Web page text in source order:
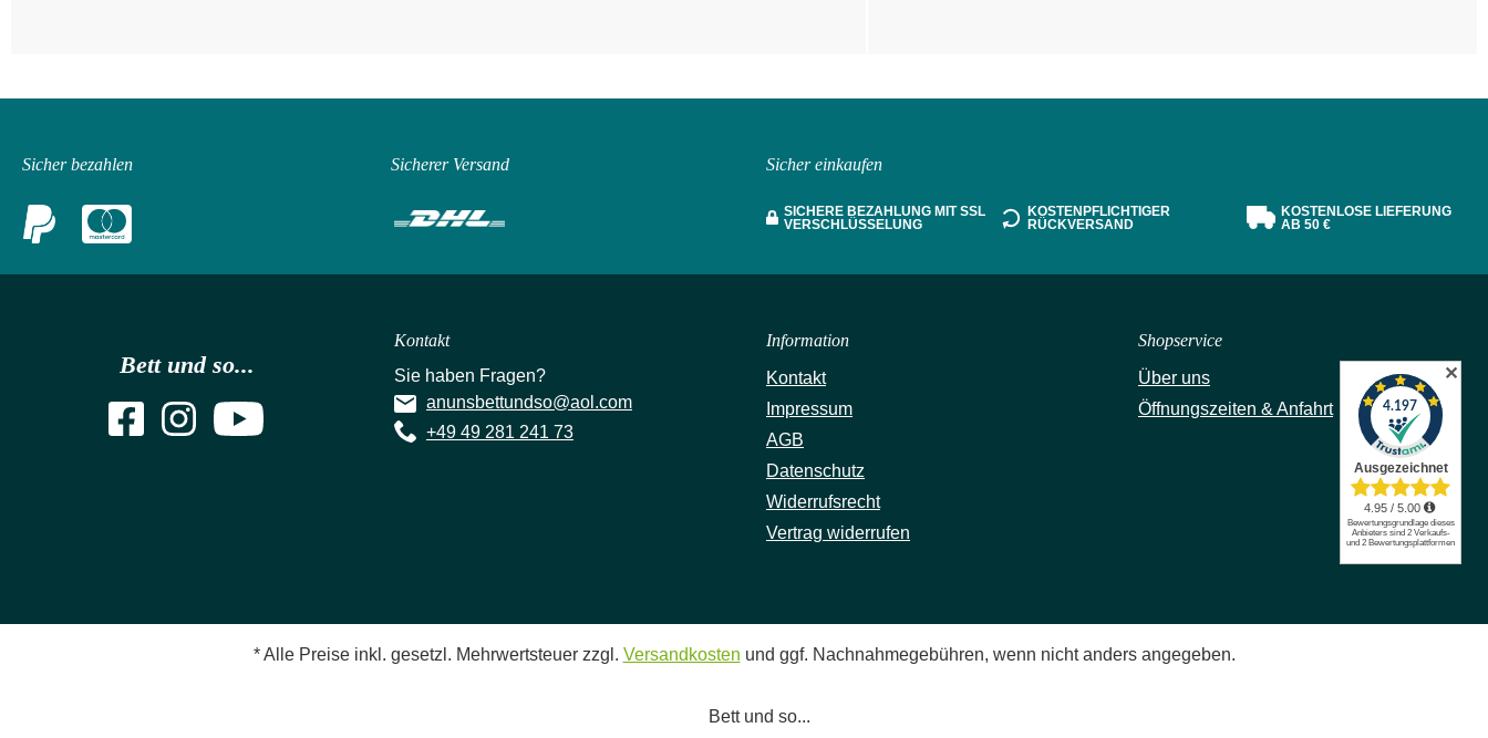
Sicher bezahlen Sicherer Versand Sicher einkaufen
SICHERE BEZAHLUNG MIT SSL
VERSCHLÜSSELUNG
KOSTENPFLICHTIGER
RÜCKVERSAND
KOSTENLOSE LIEFERUNG
AB 50 €
Bett und so...
Kontakt
Sie haben Fragen?
anunsbettundso@aol.com
+49 49 281 241 73
Information
Kontakt
Impressum
AGB
Datenschutz
Widerrufsrecht
Vertrag widerrufen
Shopservice
Über uns
Öffnungszeiten & Anfahrt
* Alle Preise inkl. gesetzl. Mehrwertsteuer zzgl. Versandkosten und ggf. Nachnahmegebühren, wenn nicht anders angegeben.
Bett und so...
✕